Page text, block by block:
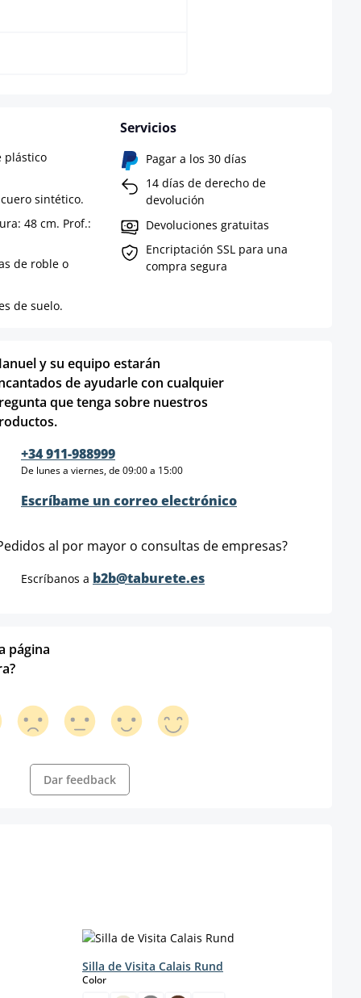
plástico
sintético.
48 cm. Prof.:
de roble o
de suelo.
Servicios
Pagar a los 30 días
14 días de derecho de
devolución
Devoluciones gratuitas
Encriptación SSL para una
compra segura
y su equipo estarán
de ayudarle con cualquier
que tenga sobre nuestros
+34 911-988999
De lunes a viernes, de 09:00 a 15:00
Escríbame un correo electrónico
al por mayor o consultas de empresas?
Escríbanos a b2b@taburete.es
página
Dar feedback
Silla de Visita Calais Rund
Colorselect